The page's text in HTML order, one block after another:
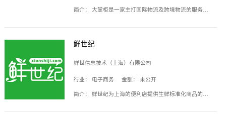
简介： 大掌柜是一家主打国际物流及跨境物流的服务云平台，致力于帮助全球国际物流企业在互联网上建立自己的平台，核心产品包括运价通、生意通、业务通、订舱通、招财通等，奥林网络科技（宁波）有限公司旗下产品。
鲜世纪
鲜世信息技术（上海）有限公司
行业： 电子商务 金额： 未公开
简介： 鲜世纪为上海的便利店提供生鲜标准化商品的供应链服务，帮商家解决生鲜采购、运营问题，帮助商家销售。平台提供的商品覆盖果蔬肉类、常温与低温奶制品、冷冻食品、零食饮料、粮油副食、居家洗护等多个品类，上架SKU3000余个。公司建立了近万平方米的仓储场地和物流配送体系，为合作商家提供快速配送服务。